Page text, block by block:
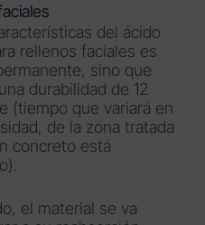
del ácido
rellenos faciales es
sino que
durabilidad de 12
(tiempo que variará en
de la zona tratada
concreto está
el material se va